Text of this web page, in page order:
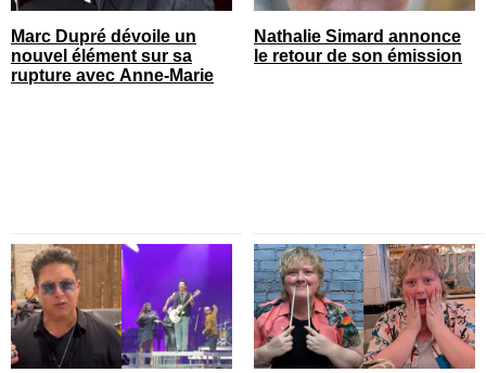
Marc Dupré dévoile un
nouvel élément sur sa
rupture avec Anne-Marie
Nathalie Simard annonce
le retour de son émission